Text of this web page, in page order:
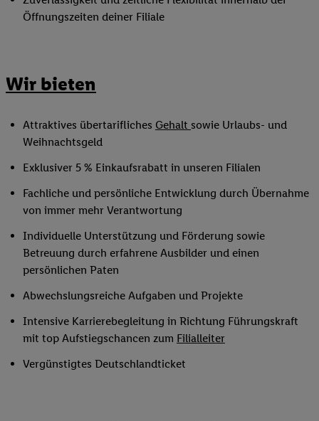
Öffnungszeiten deiner Filiale
Wir bieten
Attraktives übertarifliches Gehalt sowie Urlaubs- und
Weihnachtsgeld
Exklusiver 5 % Einkaufsrabatt in unseren Filialen
Fachliche und persönliche Entwicklung durch Übernahme
von immer mehr Verantwortung
Individuelle Unterstützung und Förderung sowie
Betreuung durch erfahrene Ausbilder und einen
persönlichen Paten
Abwechslungsreiche Aufgaben und Projekte
Intensive Karrierebegleitung in Richtung Führungskraft
mit top Aufstiegschancen zum Filialleiter
Vergünstigtes Deutschlandticket